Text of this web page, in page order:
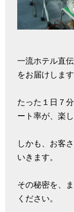
一流ホテル直
をお届けします
たった１日７
ート率が、楽
しかも、お客
いきます。
その秘密を、
ください。